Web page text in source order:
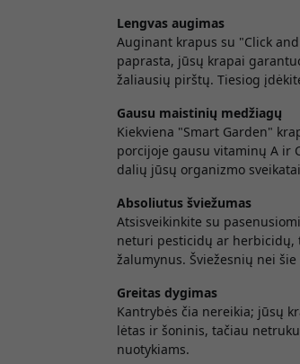
Lengvas augimas
Auginant krapus su "Click
paprasta, jūsų krapai
žaliausių pirštų. Tiesiog
Gausu maistinių medžiagų
Kiekviena "Smart Garden"
porcijoje gausu vitaminų A ir
dalių jūsų organizmo
Absoliutus šviežumas
Atsisveikinkite su
neturi pesticidų ar herbicidų,
žalumynus. Šviežesnių nei
Greitas dygimas
Kantrybės čia nereikia; jūsų
lėtas ir šoninis, tačiau
nuotykiams.